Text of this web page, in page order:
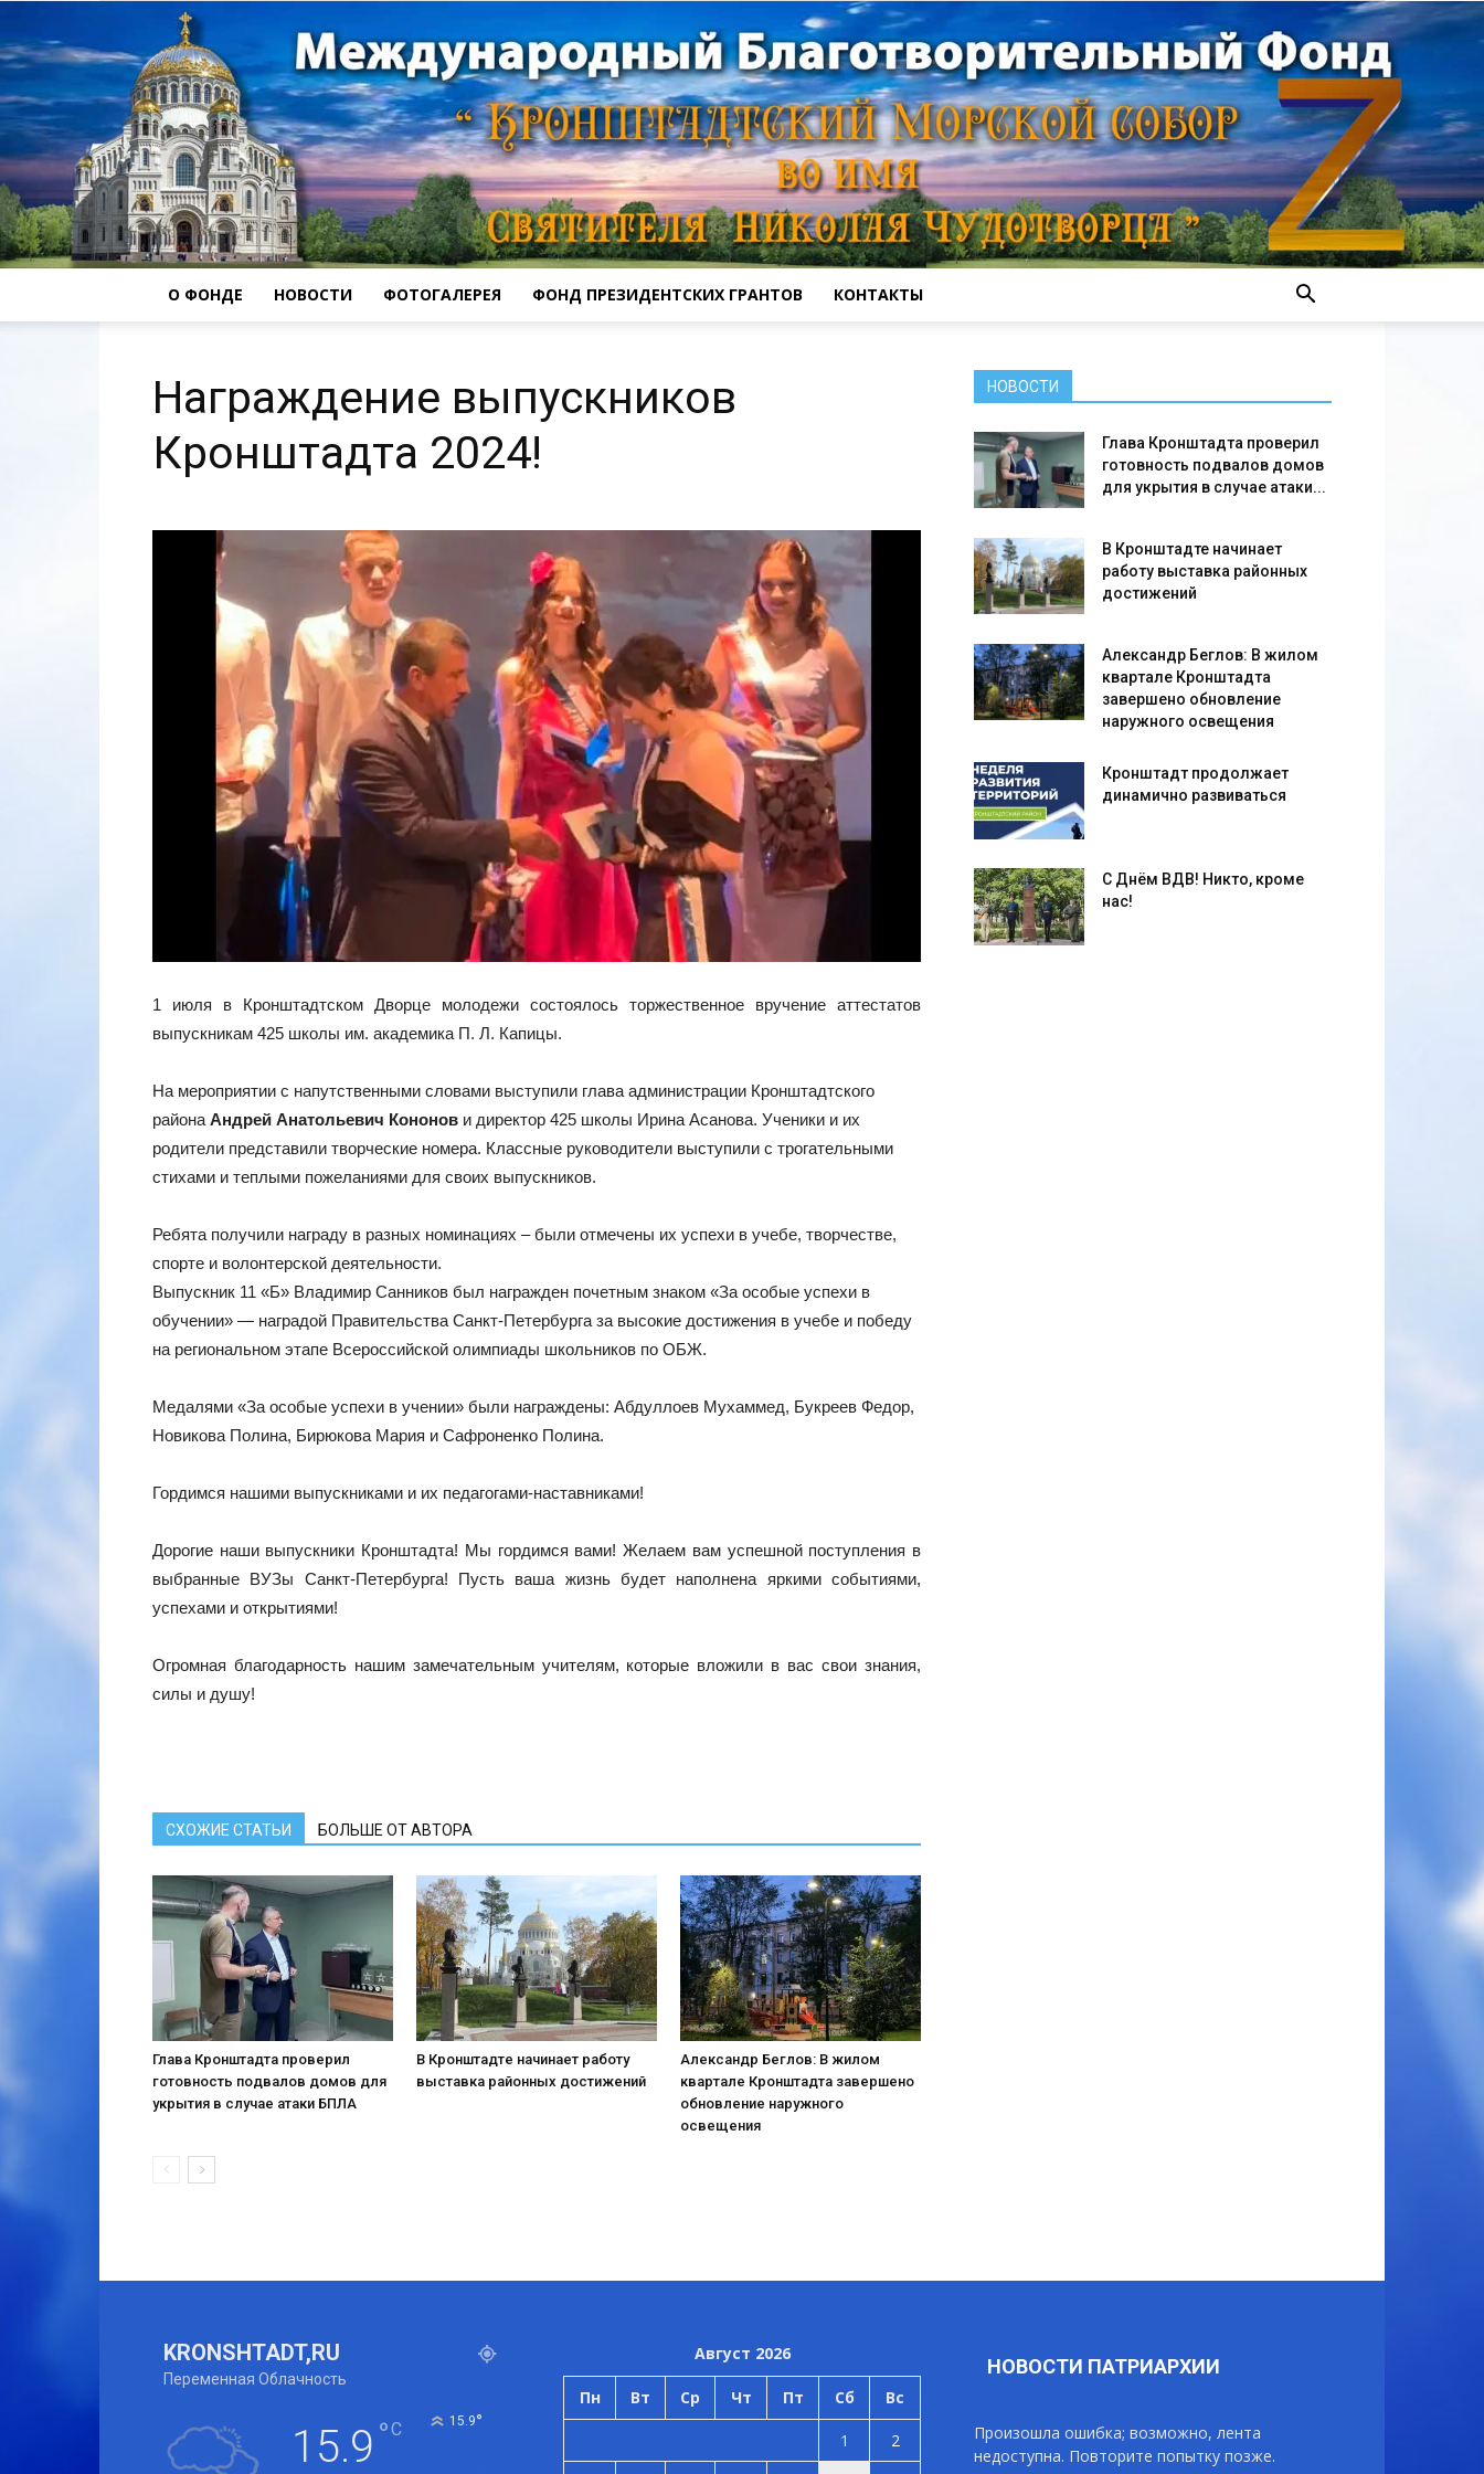
собор
О ФОНДЕ НОВОСТИ ФОТОГАЛЕРЕЯ ФОНД ПРЕЗИДЕНТСКИХ ГРАНТОВ КОНТАКТЫ
Награждение выпускников
Кронштадта 2024!
1 июля в Кронштадтском Дворце молодежи состоялось торжественное вручение аттестатов
выпускникам 425 школы им. академика П. Л. Капицы.
На мероприятии с напутственными словами выступили глава администрации Кронштадтского
района Андрей Анатольевич Кононов и директор 425 школы Ирина Асанова. Ученики и их
родители представили творческие номера. Классные руководители выступили с трогательными
стихами и теплыми пожеланиями для своих выпускников.
Ребята получили награду в разных номинациях – были отмечены их успехи в учебе, творчестве,
спорте и волонтерской деятельности.
Выпускник 11 «Б» Владимир Санников был награжден почетным знаком «За особые успехи в
обучении» — наградой Правительства Санкт-Петербурга за высокие достижения в учебе и победу
на региональном этапе Всероссийской олимпиады школьников по ОБЖ.
Медалями «За особые успехи в учении» были награждены: Абдуллоев Мухаммед, Букреев Федор,
Новикова Полина, Бирюкова Мария и Сафроненко Полина.
Гордимся нашими выпускниками и их педагогами-наставниками!
Дорогие наши выпускники Кронштадта! Мы гордимся вами! Желаем вам успешной поступления в
выбранные ВУЗы Санкт-Петербурга! Пусть ваша жизнь будет наполнена яркими событиями,
успехами и открытиями!
Огромная благодарность нашим замечательным учителям, которые вложили в вас свои знания,
силы и душу!
СХОЖИЕ СТАТЬИ БОЛЬШЕ ОТ АВТОРА
Глава Кронштадта проверил
готовность подвалов домов для
укрытия в случае атаки БПЛА
В Кронштадте начинает работу
выставка районных достижений
Александр Беглов: В жилом
квартале Кронштадта завершено
обновление наружного
освещения
НОВОСТИ
Глава Кронштадта проверил
готовность подвалов домов
для укрытия в случае атаки...
В Кронштадте начинает
работу выставка районных
достижений
Александр Беглов: В жилом
квартале Кронштадта
завершено обновление
наружного освещения
Кронштадт продолжает
динамично развиваться
С Днём ВДВ! Никто, кроме
нас!
KRONSHTADT,RU
Переменная Облачность
15.9 °C 15.9°
Август 2026
Пн Вт Ср Чт Пт Сб Вс
1
2
НОВОСТИ ПАТРИАРХИИ
Произошла ошибка; возможно, лента
недоступна. Повторите попытку позже.